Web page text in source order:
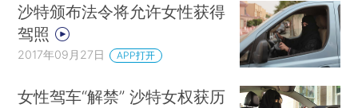
沙特颁布法令将允许女性获得
驾照
2017年09月27日 APP打开
女性驾车“解禁” 沙特女权获历